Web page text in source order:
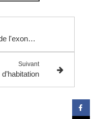
Extension du bénéfice de l'exonération de droits d'enregistrement prévue à l'article 1090 A du CGI aux divorces par consentement mutuel extrajudiciaires.
Suivant